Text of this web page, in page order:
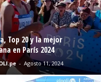
Top 20 y la mejor
en París 2024
- Agosto 11, 2024